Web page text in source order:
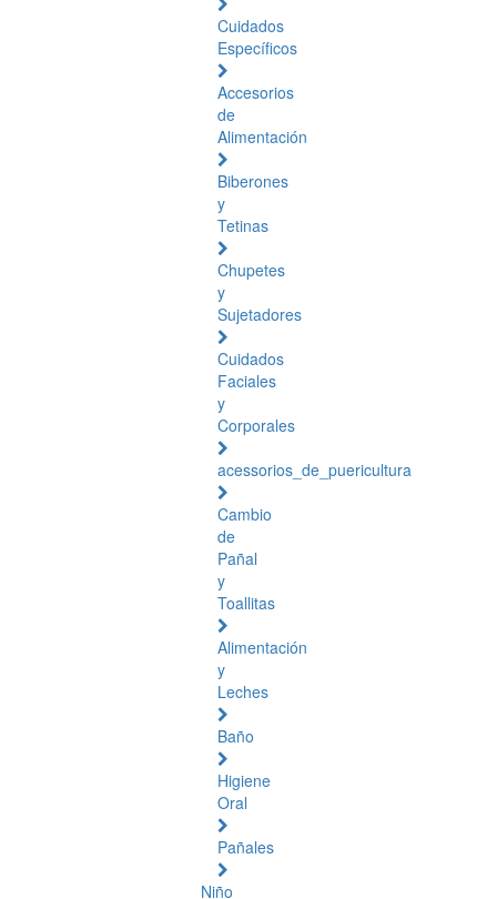
Cuidados
Específicos
Accesorios
de
Alimentación
Biberones
y
Tetinas
Chupetes
y
Sujetadores
Cuidados
Faciales
y
Corporales
acessorios_de_puericultura
Cambio
de
Pañal
y
Toallitas
Alimentación
y
Leches
Baño
Higiene
Oral
Pañales
Niño